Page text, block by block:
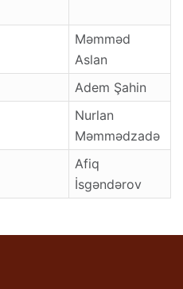
Məmməd
Aslan
Adem Şahin
Nurlan
Məmmədzadə
Afiq
İsgəndərov